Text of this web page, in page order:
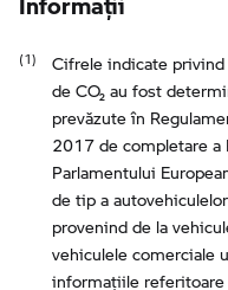
Cifrele indicate
de CO₂ au fost
prevăzute în
2017 de completare
Parlamentului
de tip a
provenind de la
vehiculele comerciale
informaţiile referitoare